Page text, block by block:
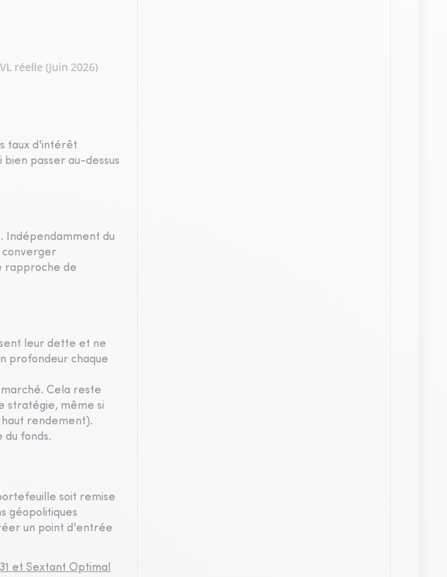
taux d'intérêt
passer au-dessus
Indépendamment du
converger
rapproche de
leur dette et ne
profondeur chaque
Cela reste
stratégie, même si
haut rendement).
du fonds.
soit remise
géopolitiques
un point d'entrée
et Sextant Optimal